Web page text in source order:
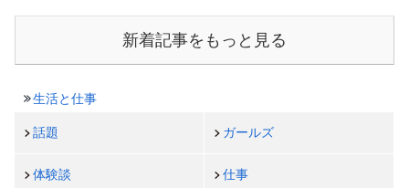
新着記事をもっと見る
生活と仕事
話題 ガールズ
体験談 仕事